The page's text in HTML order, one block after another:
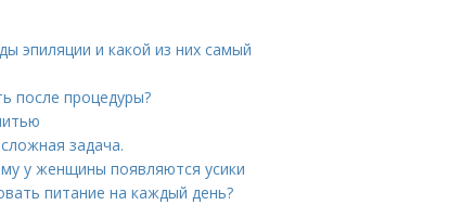
эпиляции и какой из них самый
после процедуры?
задача.
у женщины появляются усики
питание на каждый день?